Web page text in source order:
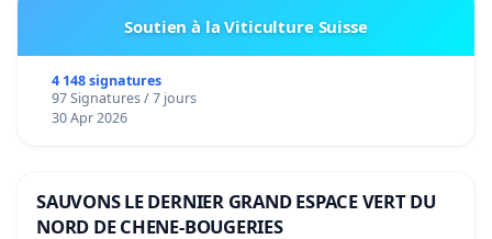
Soutien à la Viticulture Suisse
4 148 signatures
97 Signatures / 7 jours
30 Apr 2026
SAUVONS LE DERNIER GRAND ESPACE VERT DU
NORD DE CHENE-BOUGERIES